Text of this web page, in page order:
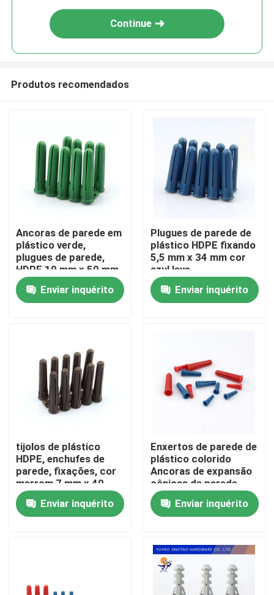
Casa
Produtos
Quem Somos
Fábrica
Fale Conosco
Pedir um orçamento
Ancoras para parede de nylon
Fixação de ancho de nylon
Continue
Produtos recomendados
Ancoras de parede em
plástico verde,
plugues de parede,
HDPE 10 mm x 50 mm
Tamanho
Enviar inquérito
Plugues de parede de
plástico HDPE fixando
5,5 mm x 34 mm cor
azul leve
Enviar inquérito
tijolos de plástico
HDPE, enchufes de
parede, fixações, cor
marrom 7 mm x 40
mm
Enviar inquérito
Enxertos de parede de
plástico colorido
Ancoras de expansão
cônicas de parede
seca
Enviar inquérito